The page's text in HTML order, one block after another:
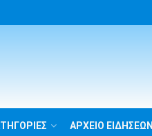
ΑΡΧΕΙΟ ΕΙΔΗΣΕΩΝ